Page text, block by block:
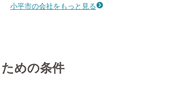
小平市の会社をもっと見る
めの条件